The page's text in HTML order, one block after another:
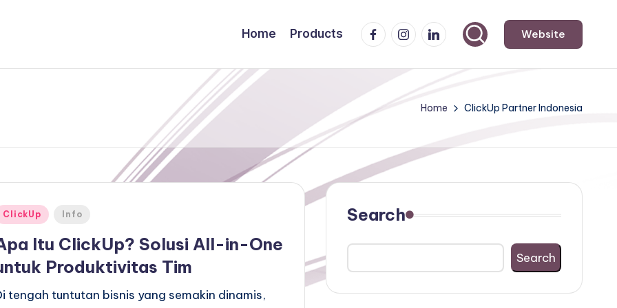
Home Products FacebookInstagramLinkedIn Website
Home ClickUp Partner Indonesia
ClickUp Info
Itu ClickUp? Solusi All-in-One
Produktivitas Tim
tengah tuntutan bisnis yang semakin dinamis,
Search
Search